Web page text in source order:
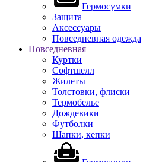
Гермосумки
Защита
Аксессуары
Повседневная одежда
Повседневная
Куртки
Софтшелл
Жилеты
Толстовки, флиски
Термобелье
Дождевики
Футболки
Шапки, кепки